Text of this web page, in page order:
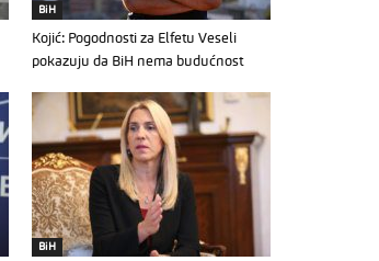
BiH
Kojić: Pogodnosti za Elfetu Veseli
pokazuju da BiH nema budućnost
BiH